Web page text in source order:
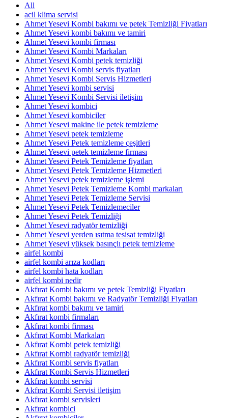
All
acil klima servisi
Ahmet Yesevi Kombi bakımı ve petek Temizliği Fiyatları
Ahmet Yesevi kombi bakımı ve tamiri
Ahmet Yesevi kombi firması
Ahmet Yesevi Kombi Markaları
Ahmet Yesevi Kombi petek temizliği
Ahmet Yesevi Kombi servis fiyatları
Ahmet Yesevi Kombi Servis Hizmetleri
Ahmet Yesevi kombi servisi
Ahmet Yesevi Kombi Servisi iletişim
Ahmet Yesevi kombici
Ahmet Yesevi kombiciler
Ahmet Yesevi makine ile petek temizleme
Ahmet Yesevi petek temizleme
Ahmet Yesevi Petek temizleme çeşitleri
Ahmet Yesevi petek temizleme firması
Ahmet Yesevi Petek Temizleme fiyatları
Ahmet Yesevi Petek Temizleme Hizmetleri
Ahmet Yesevi petek temizleme işlemi
Ahmet Yesevi Petek Temizleme Kombi markaları
Ahmet Yesevi Petek Temizleme Servisi
Ahmet Yesevi Petek Temizlemeciler
Ahmet Yesevi Petek Temizliği
Ahmet Yesevi radyatör temizliği
Ahmet Yesevi yerden ısıtma tesisat temizliği
Ahmet Yesevi yüksek basınçlı petek temizleme
airfel kombi
airfel kombi arıza kodları
airfel kombi hata kodları
airfel kombi nedir
Akfırat Kombi bakımı ve petek Temizliği Fiyatları
Akfırat Kombi bakımı ve Radyatör Temizliği Fiyatları
Akfırat kombi bakımı ve tamiri
Akfırat kombi firmaları
Akfırat kombi firması
Akfırat Kombi Markaları
Akfırat Kombi petek temizliği
Akfırat Kombi radyatör temizliği
Akfırat Kombi servis fiyatları
Akfırat Kombi Servis Hizmetleri
Akfırat kombi servisi
Akfırat Kombi Servisi iletişim
Akfırat kombi servisleri
Akfırat kombici